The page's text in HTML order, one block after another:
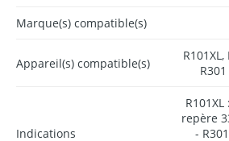
Marque(s) compatible(s)
Appareil(s) compatible(s)
R101XL,
Indications
repère
-